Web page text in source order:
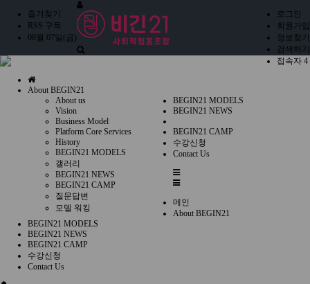
즐겨찾기
RSS 구독
08월 07일(금)
로그인
회원가입
정보찾기
검색하기
접속자 4
홈
으
About BEGIN21
About us
Vision
Business Model
Platform Core Services
History
BEGIN21 MODELS
BEGIN21 MODELS
갤러리
BEGIN21 NEWS
BEGIN21 NEWS
BEGIN21 CAMP
BEGIN21 CAMP
질문답변
수강신청
모델 워킹
Contact Us
전
체
뉴
메인
About BEGIN21
BEGIN21 MODELS
BEGIN21 NEWS
BEGIN21 CAMP
수강신청
Contact Us